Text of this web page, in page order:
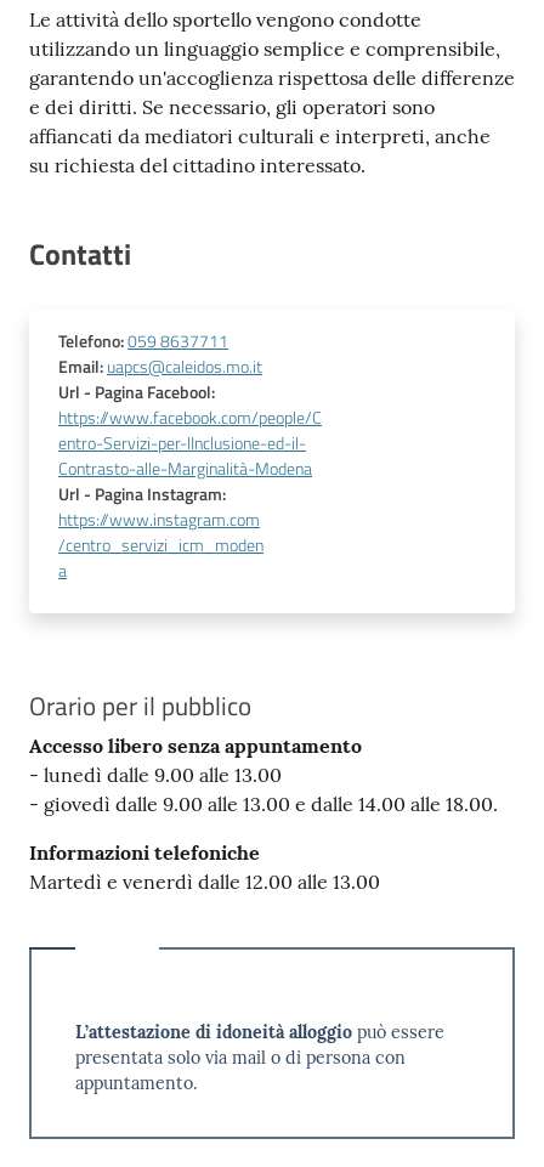
Le attività dello sportello vengono condotte
utilizzando un linguaggio semplice e comprensibile,
garantendo un'accoglienza rispettosa delle differenze
e dei diritti. Se necessario, gli operatori sono
affiancati da mediatori culturali e interpreti, anche
su richiesta del cittadino interessato.
Contatti
Telefono:059 8637711
Email:uapcs@caleidos.mo.it
Url- Pagina Facebool:
https://www.facebook.com/people/C
entro-Servizi-per-lInclusione-ed-il-
Contrasto-alle-Marginalità-Modena
Url- Pagina Instagram:
https://www.instagram.com
/centro_servizi_icm_moden
a
Orario per il pubblico
Accesso libero senza appuntamento
- lunedì dalle 9.00 alle 13.00
- giovedì dalle 9.00 alle 13.00 e dalle 14.00 alle 18.00.
Informazioni telefoniche
Martedì e venerdì dalle 12.00 alle 13.00
L’attestazione di idoneità alloggio può essere
presentata solo via mail o di persona con
appuntamento.